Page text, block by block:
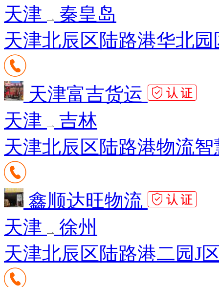
天津
秦皇岛
天津北辰区陆路港华北
天津富吉货运
天津
吉林
天津北辰区陆路港物流
鑫顺达旺物流
天津
徐州
天津北辰区陆路港二园J